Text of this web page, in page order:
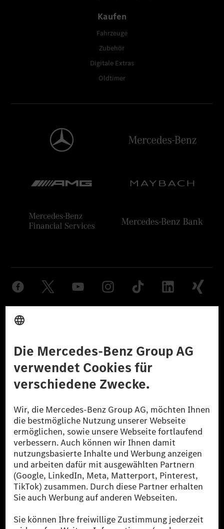
Kaufen
Fahrzeuge
Zubehör
Digitale Extras
Oldtimer
© 2026 Mercedes-Benz Group AG. Alle Rechte vorbehalten.
reduzierte CO₂-Emissionen bei der Mercedes-Benz Group durch
zertifizierte Ausgleichsprojekte kompensiert werden.
[2] Renewable Charging ist ein integraler Bestandteil von MB.CHARGE
Public in Europa, den USA, Kanada und China. Sofern an der jeweiligen
Ladestation noch kein Strom aus erneuerbaren Energien vorliegt,
verwendet Renewable Charging Grünstromzertifikate*. Diese stellen
sicher, dass für Ladevorgänge über MB.CHARGE Public eine äquivalente
Strommenge aus erneuerbaren Energien ins Stromnetz eingespeist wird.
Sie stammen ausschließlich aus Wind- und Solarkraftanlagen, die jünger
als sechs Jahre sind.
* Inkl. EKOenergy Ökolabel
* Die angegebenen Werte wurden nach dem vorgeschriebenen
Messverfahren WLTP (Worldwide harmonised Light vehicles Test